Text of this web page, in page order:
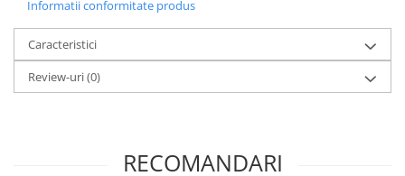
Din ograda
Povesti pe roti
Primele notiuni
Carti de colorat
Pot desena minunat
Informatii conformitate produs
Caracteristici
Review-uri(0)
RECOMANDARI